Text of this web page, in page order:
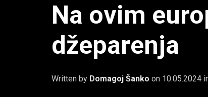
Na ovim
džeparenja
Written by Domagoj Šanko on 10.05.2024